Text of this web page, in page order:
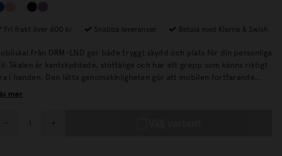
Fri frakt över 600 kr Snabba leveranser Betala med Klarna & Swish
från DRM-LND ger både tryggt skydd och plats för din personliga
ett grepp som känns riktigt
Den lätta genomskinligheten gör att mobilen fortfarande
både snyggt och stilrent.
mer